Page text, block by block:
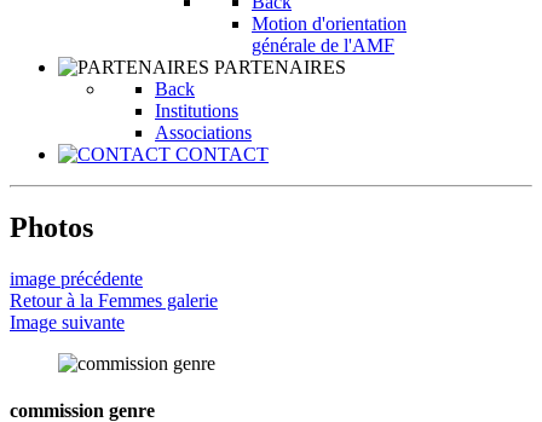
Motion d'orientation
générale de l'AMF
PARTENAIRES
Back
Institutions
Associations
CONTACT
Photos
image précédente
Retour à la Femmes galerie
Image suivante
commission genre